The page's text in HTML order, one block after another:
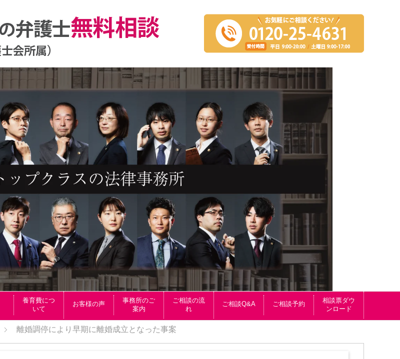
養育費につ
いて
お客様の声
事務所のご
案内
ご相談の流
れ
ご相談Q&A ご相談予約
相談票ダウ
ンロード
離婚調停により早期に離婚成立となった事案